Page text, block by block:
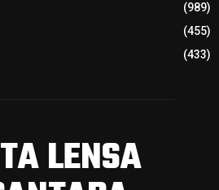
(989)
(455)
(433)
LENSA